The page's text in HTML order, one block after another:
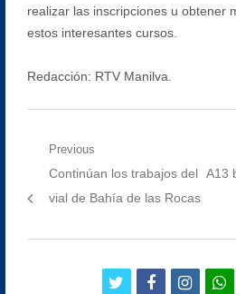
realizar las inscripciones u obtener
estos interesantes cursos.
Redacción: RTV Manilva.
Navegación
Previous
Previous
post:
Continúan los trabajos del
vial de Bahía de las Rocas
Next
A13
twitterfacebook